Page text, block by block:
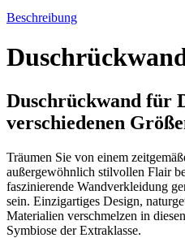
Beschreibung
Duschrückwand für
verschiedenen
Träumen Sie von einem
außergewöhnlich stilvollen Flair
faszinierende Wandverkleidung
sein. Einzigartiges Design,
Materialien verschmelzen in
Symbiose der Extraklasse.